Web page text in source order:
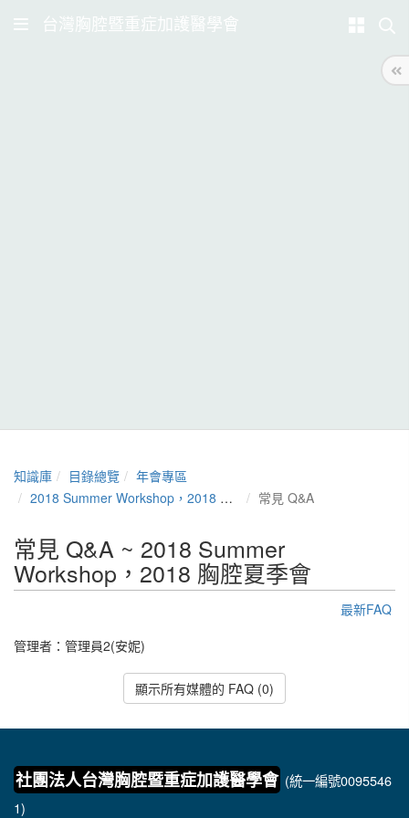
台灣胸腔暨重症加護醫學會
知識庫 目錄總覽
年會專區
2018 Summer Workshop，2018 胸腔夏季會
常見 Q&A
常見 Q&A ~ 2018 Summer
Workshop，2018 胸腔夏季會
最新FAQ
管理者： 管理員2(安妮)
顯示所有媒體的 FAQ (0)
社團法人台灣胸腔暨重症加護醫學會 (統一編號0095546
1)